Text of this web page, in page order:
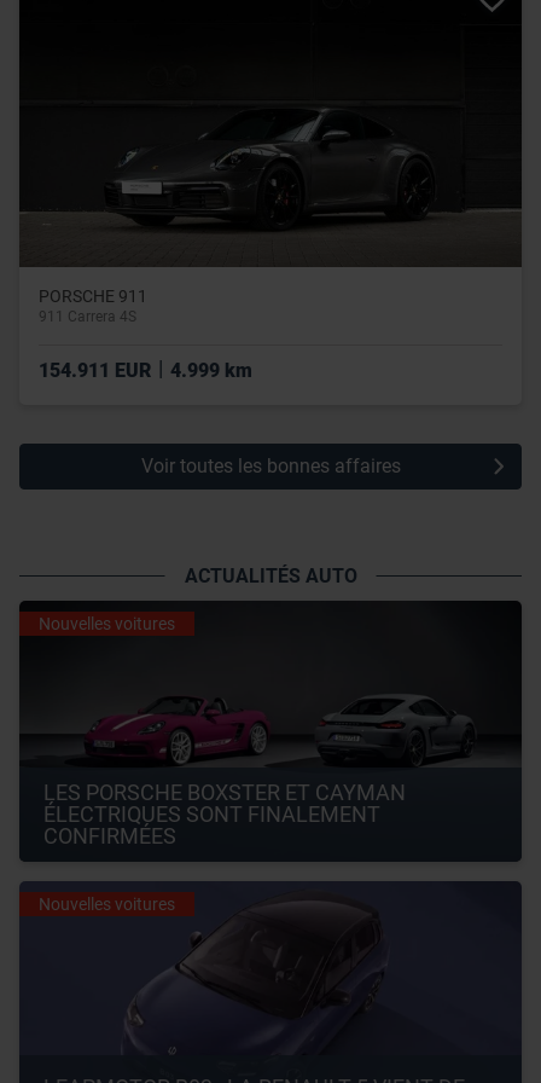
PORSCHE 911
911 Carrera 4S
154.911 EUR 4.999 km
Voir toutes les bonnes affaires
ACTUALITÉS AUTO
Nouvelles voitures
LES PORSCHE BOXSTER ET CAYMAN
ÉLECTRIQUES SONT FINALEMENT
CONFIRMÉES
Nouvelles voitures